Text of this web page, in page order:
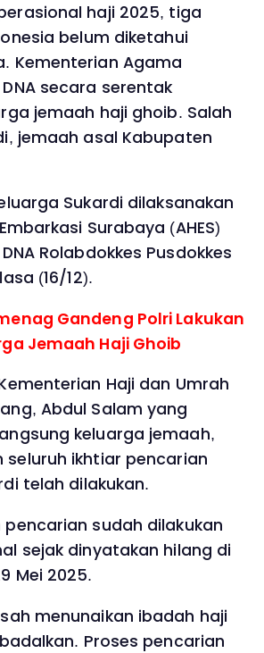
haji 2025, tiga
belum diketahui
Kementerian Agama
secara serentak
jemaah haji ghoib. Salah
jemaah asal Kabupaten
Sukardi dilaksanakan
Surabaya (AHES)
Rolabdokkes Pusdokkes
(16/12).
Gandeng Polri Lakukan
Jemaah Haji Ghoib
Haji dan Umrah
Abdul Salam yang
keluarga jemaah,
seluruh ikhtiar pencarian
telah dilakukan.
sudah dilakukan
sejak dinyatakan hilang di
Mei 2025.
menunaikan ibadah haji
Proses pencarian